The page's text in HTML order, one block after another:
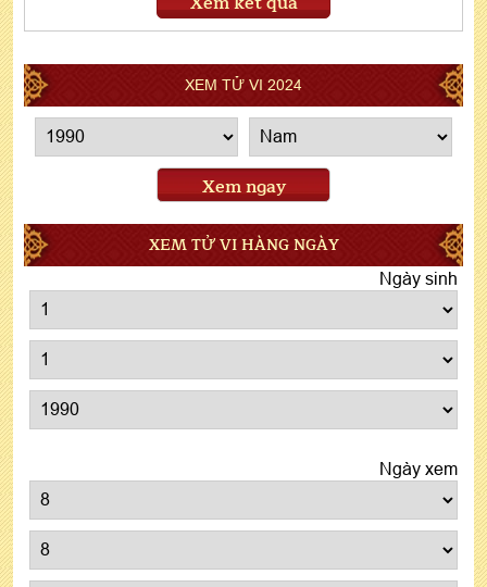
XEM TỬ VI 2024
Xem ngay
XEM TỬ VI HÀNG NGÀY
Ngày sinh
Ngày xem